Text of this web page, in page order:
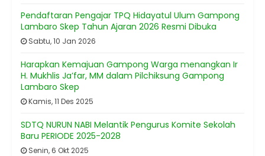
Pendaftaran Pengajar TPQ Hidayatul Ulum Gampong
Lambaro Skep Tahun Ajaran 2026 Resmi Dibuka
Sabtu, 10 Jan 2026
Harapkan Kemajuan Gampong Warga menangkan Ir
H. Mukhlis Ja’far, MM dalam Pilchiksung Gampong
Lambaro Skep
Kamis, 11 Des 2025
SDTQ NURUN NABI Melantik Pengurus Komite Sekolah
Baru PERIODE 2025-2028
Senin, 6 Okt 2025